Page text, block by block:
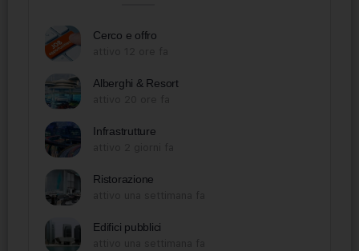
Cerco e offro
Alberghi & Resort
Infrastrutture
Ristorazione
Edifici pubblici